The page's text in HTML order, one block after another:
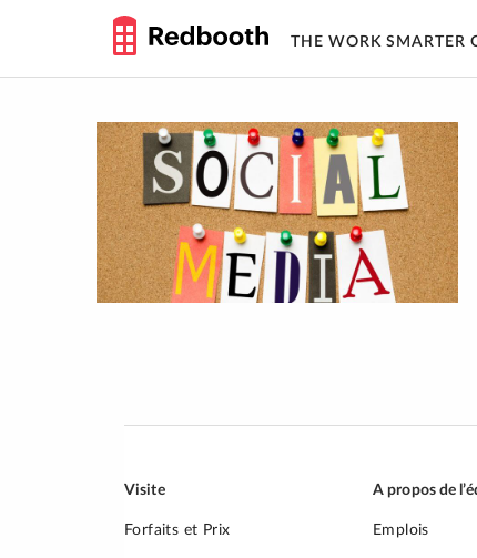
THE WORK SMARTER
Visite
Forfaits et Prix
A propos de
Emplois